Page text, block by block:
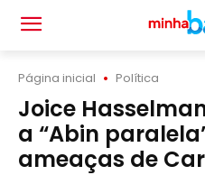
Página inicial Política
Joice
a “Abin
ameaças de